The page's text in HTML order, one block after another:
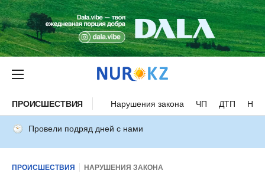
ПРОИСШЕСТВИЯ Нарушения закона ЧП ДТП
Провели подряд дней с нами
ПРОИСШЕСТВИЯ НАРУШЕНИЯ ЗАКОНА